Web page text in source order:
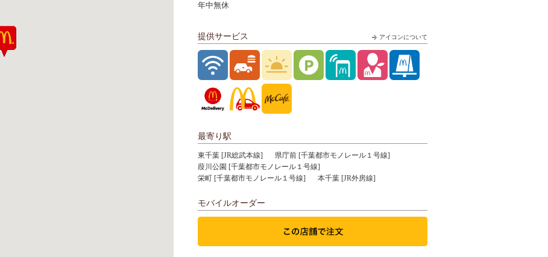
年中無休
アイコンについて
提供サービス
最寄り駅
東千葉 [JR総武本線]
県庁前 [千葉都市モノレール１号線]
葭川公園 [千葉都市モノレール１号線]
栄町 [千葉都市モノレール１号線]
本千葉 [JR外房線]
モバイルオーダー